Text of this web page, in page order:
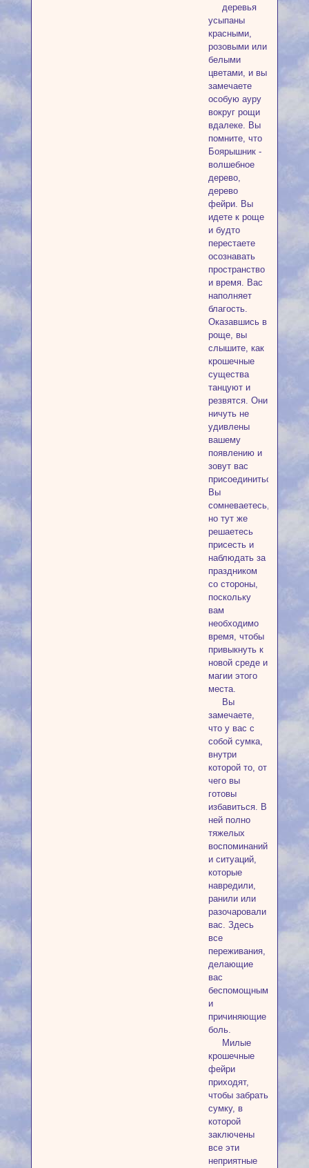
деревья
усыпаны
красными,
розовыми или
белыми
цветами, и вы
замечаете
особую ауру
вокруг рощи
вдалеке. Вы
помните, что
Боярышник -
волшебное
дерево,
дерево
фейри. Вы
идете к роще
и будто
перестаете
осознавать
пространство
и время. Вас
наполняет
благость.
Оказавшись в
роще, вы
слышите, как
крошечные
существа
танцуют и
резвятся. Они
ничуть не
удивлены
вашему
появлению и
зовут вас
присоединиться.
Вы
сомневаетесь,
но тут же
решаетесь
присесть и
наблюдать за
праздником
со стороны,
поскольку
вам
необходимо
время, чтобы
привыкнуть к
новой среде и
магии этого
места.
Вы
замечаете,
что у вас с
собой сумка,
внутри
которой то, от
чего вы
готовы
избавиться. В
ней полно
тяжелых
воспоминаний
и ситуаций,
которые
навредили,
ранили или
разочаровали
вас. Здесь
все
переживания,
делающие
вас
беспомощным
и
причиняющие
боль.
Милые
крошечные
фейри
приходят,
чтобы забрать
сумку, в
которой
заключены
все эти
неприятные